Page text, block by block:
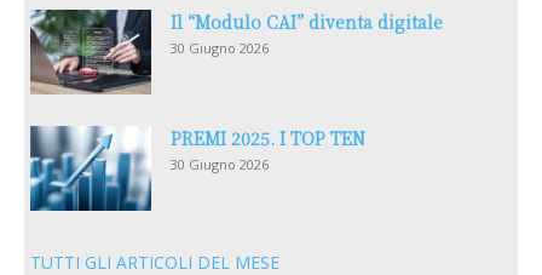
Il “Modulo CAI” diventa digitale
30 Giugno 2026
PREMI 2025. I TOP TEN
30 Giugno 2026
TUTTI GLI ARTICOLI DEL MESE